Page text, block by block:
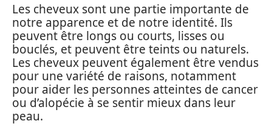
Les cheveux sont une partie importante de
notre apparence et de notre identité. Ils
peuvent être longs ou courts, lisses ou
bouclés, et peuvent être teints ou naturels.
Les cheveux peuvent également être vendus
pour une variété de raisons, notamment
pour aider les personnes atteintes de cancer
ou d’alopécie à se sentir mieux dans leur
peau.